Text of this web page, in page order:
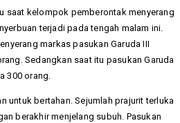
saat kelompok pemberontak menyerang
terjadi pada tengah malam ini.
markas pasukan Garuda III
Sedangkan saat itu pasukan Garuda
300 orang.
untuk bertahan. Sejumlah prajurit terluka
berakhir menjelang subuh. Pasukan